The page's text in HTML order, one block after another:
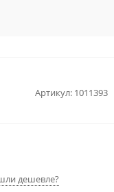
Артикул: 1011393
дешевле?